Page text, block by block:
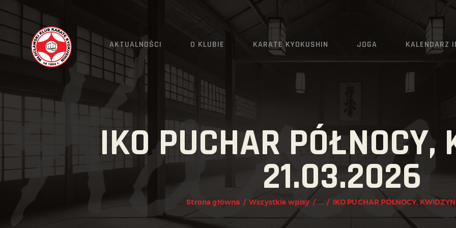
AKTUALNOŚCI O KLUBIE KARATE KYOKUSHIN JOGA KALENDARZ
IKO PUCHAR PÓŁNOCY,
21.03.2026
Strona główna Wszystkie wpisy ... IKO PUCHAR PÓŁNOCY,
AKTUALNOŚCI
O KLUBIE
KARATE KYOKUSHIN
GRAFIK
ZAPISY
KONTAKT